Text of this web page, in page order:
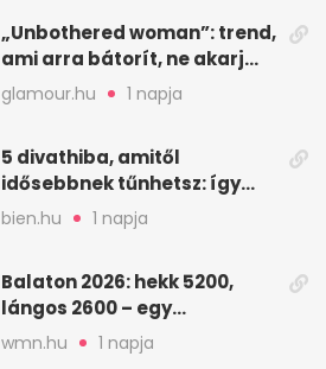
„Unbothered woman”: trend,
ami arra bátorít, ne akarj
mindenkinek megfelelni
glamour.hu 1 napja
5 divathiba, amitől
idősebbnek tűnhetsz: így
frissíts a megjelenéseden
bien.hu 1 napja
Balaton 2026: hekk 5200,
lángos 2600 – egy
strandnap gyorsan tízezres
wmn.hu 1 napja